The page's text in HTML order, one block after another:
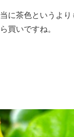
に茶色というよ
買いですね。